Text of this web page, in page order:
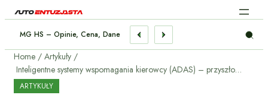
MG HS – Opinie, Cena, Dane Techniczne, Wymiary, Spalanie, Osiągi
Home
Artykuły
Inteligentne systemy wspomagania kierowcy (ADAS) – przyszłość motoryzacji i bezpieczeństwa na drodze.
ARTYKUŁY